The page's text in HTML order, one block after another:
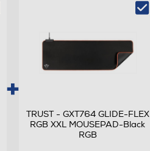
TRUST - GXT764 GLIDE-FLEX
RGB XXL MOUSEPAD-Black
RGB